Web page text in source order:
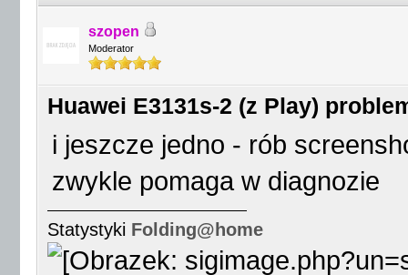
szopen
Moderator
Huawei E3131s-2 (z Play)
i jeszcze jedno - rób
zwykle pomaga w diagnozie
Statystyki Folding@home